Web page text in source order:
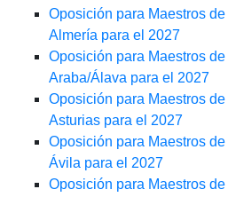
Oposición para Maestros
Almería para el 2027
Oposición para Maestros
Araba/Álava para el 2027
Oposición para Maestros
Asturias para el 2027
Oposición para Maestros
Ávila para el 2027
Oposición para Maestros